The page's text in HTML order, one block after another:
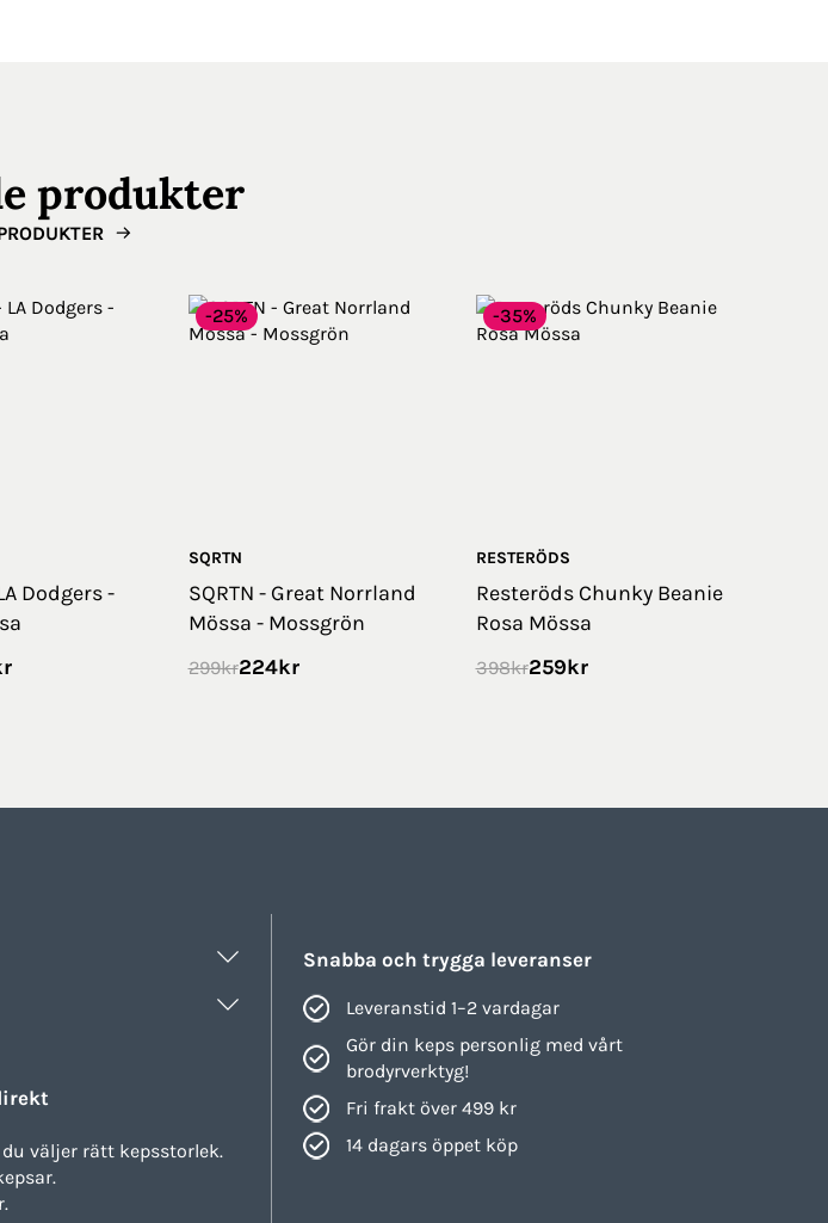
produkter
Dodgers -
-25%
SQRTN
SQRTN - Great Norrland
Mössa - Mossgrön
299kr224kr
-35%
RESTERÖDS
Resteröds Chunky Beanie
Rosa Mössa
398kr259kr
väljer rätt kepsstorlek.
Snabba och trygga leveranser
Leveranstid 1–2 vardagar
Gör din keps personlig med vårt
brodyrverktyg!
Fri frakt över 499 kr
14 dagars öppet köp